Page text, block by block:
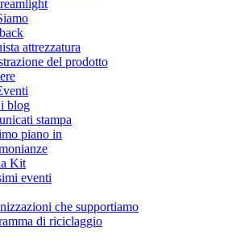
attrezzatura
del prodotto
blog
stampa
piano in
Kit
eventi
che supportiamo
di riciclaggio